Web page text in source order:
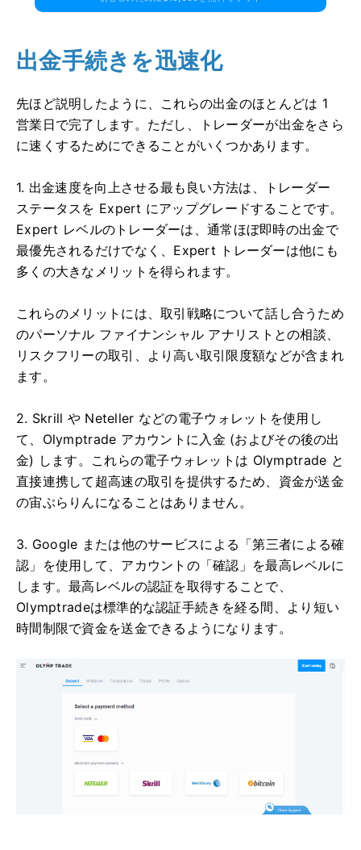
出金手続きを迅速化
先ほど説明したように、これらの出金のほとんどは 1
営業日で完了します。ただし、トレーダーが出金をさら
に速くするためにできることがいくつかあります。
1. 出金速度を向上させる最も良い方法は、トレーダー
ステータスを Expert にアップグレードすることです。
Expert レベルのトレーダーは、通常ほぼ即時の出金で
最優先されるだけでなく、Expert トレーダーは他にも
多くの大きなメリットを得られます。
これらのメリットには、取引戦略について話し合うため
のパーソナル ファイナンシャル アナリストとの相談、
リスクフリーの取引、より高い取引限度額などが含まれ
ます。
2. Skrill や Neteller などの電子ウォレットを使用し
て、Olymptrade アカウントに入金 (およびその後の出
金) します。これらの電子ウォレットは Olymptrade と
直接連携して超高速の取引を提供するため、資金が送金
の宙ぶらりんになることはありません。
3. Google または他のサービスによる「第三者による確
認」を使用して、アカウントの「確認」を最高レベルに
します。最高レベルの認証を取得することで、
Olymptradeは標準的な認証手続きを経る間、より短い
時間制限で資金を送金できるようになります。